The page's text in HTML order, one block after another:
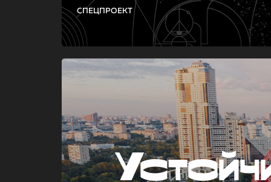
СПЕЦПРОЕКТ